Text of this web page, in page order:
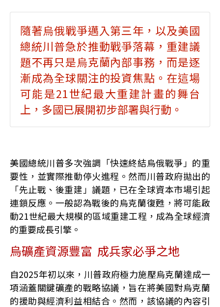
隨著烏俄戰爭邁入第三年，以及美國
總統川普急於推動戰爭落幕，重建議
題不再只是烏克蘭內部事務，而是逐
漸成為全球關注的投資焦點。在這場
可能是21世紀最大重建計畫的舞台
上，多國已展開初步部署與行動。
美國總統川普多次強調「快速終結烏俄戰爭」的重
要性，並實際推動停火進程。然而川普政府拋出的
「先止戰、後重建」議題，已在全球資本市場引起
連鎖反應。一般認為戰後的烏克蘭復甦，將可能啟
動21世紀最大規模的區域重建工程，成為全球經濟
的重要成長引擎。
烏礦產資源豐富 成兵家必爭之地
自2025年初以來，川普政府極力施壓烏克蘭達成一
項涵蓋關鍵礦產的戰略協議，旨在將美國對烏克蘭
的援助與經濟利益相結合。然而，該協議的內容引